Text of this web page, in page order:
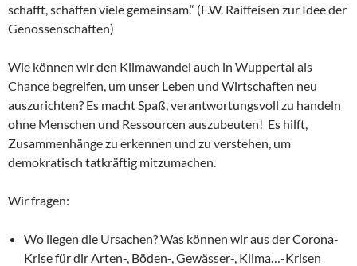
schafft, schaffen viele gemeinsam.“ (F.W. Raiffeisen zur Idee der
Genossenschaften)
Wie können wir den Klimawandel auch in Wuppertal als
Chance begreifen, um unser Leben und Wirtschaften neu
auszurichten? Es macht Spaß, verantwortungsvoll zu handeln
ohne Menschen und Ressourcen auszubeuten! Es hilft,
Zusammenhänge zu erkennen und zu verstehen, um
demokratisch tatkräftig mitzumachen.
Wir fragen:
Wo liegen die Ursachen? Was können wir aus der Corona-
Krise für dir Arten-, Böden-, Gewässer-, Klima…-Krisen